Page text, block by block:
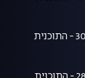
הצינור 30.06.2026 - התוכנית